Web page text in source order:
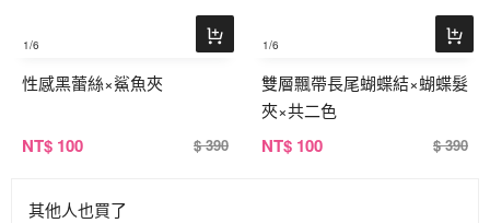
1/6
性感黑蕾絲×鯊魚夾
NT$ 100 $ 390
1/6
雙層飄帶長尾蝴蝶結×蝴蝶髮
夾×共二色
NT$ 100 $ 390
其他人也買了